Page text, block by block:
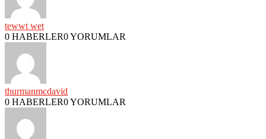
tewwt wet
0 HABERLER0 YORUMLAR
thurmanmcdavid
0 HABERLER0 YORUMLAR